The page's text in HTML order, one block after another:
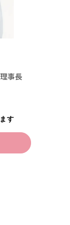
事長
す